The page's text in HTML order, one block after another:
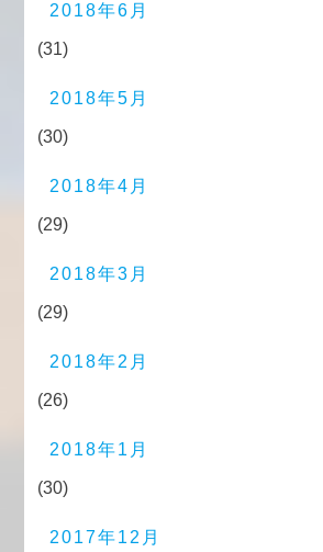
2018年6月
(31)
2018年5月
(30)
2018年4月
(29)
2018年3月
(29)
2018年2月
(26)
2018年1月
(30)
2017年12月